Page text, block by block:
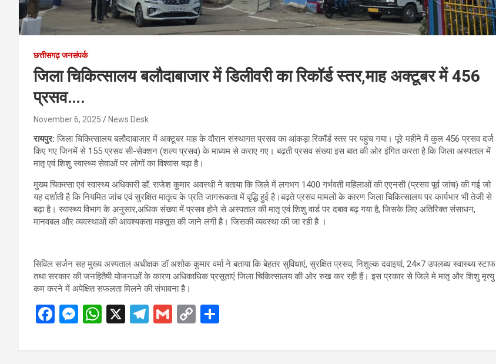
छत्तीसगढ़ जनसंपर्क
जिला चिकित्सालय बलौदाबाजार में डिलीवरी का रिकॉर्ड स्तर,माह अक्टूबर में 456
प्रसव….
November 6, 2025 News Desk
रायपुर:जिला चिकित्सालय बलौदाबाजार में अक्टूबर माह के दौरान संस्थागत प्रसव का आंकड़ा रिकॉर्ड स्तर पर पहुंच गया। पूरे महीने में कुल 456 प्रसव दर्ज
किए गए जिनमें से 155 प्रसव सी-सेक्शन (शल्य प्रसव) के माध्यम से कराए गए। बढ़ती प्रसव संख्या इस बात की ओर इंगित करता है कि जिला अस्पताल में
मातृ एवं शिशु स्वास्थ्य सेवाओं पर लोगों का विश्वास बढ़ा है।
मुख्य चिकत्सा एवं स्वास्थ्य अधिकारी डॉ. राजेश कुमार अवस्थी ने बताया कि जिले में लगभग 1400 गर्भवती महिलाओं की एएनसी (प्रसव पूर्व जांच) की गई जो
यह दर्शाती है कि नियमित जांच एवं सुरक्षित मातृत्व के प्रति जागरूकता में वृद्धि हुई है।बढ़ते प्रसव मामलों के कारण जिला चिकित्सालय पर कार्यभार भी तेजी से
बढ़ा है। स्वास्थ्य विभाग के अनुसार,अधिक संख्या में प्रसव होने से अस्पताल की मातृ एवं शिशु वार्ड पर दबाव बढ़ गया है, जिसके लिए अतिरिक्त संसाधन,
मानवबल और व्यवस्थाओं की आवश्यकता महसूस की जाने लगी है। जिसकी व्यवस्था की जा रही है ।
सिविल सर्जन सह मुख्य अस्पताल अधीक्षक डॉ अशोक कुमार वर्मा ने बताया कि बेहतर सुविधाएं, सुरक्षित प्रसव, निशुल्क दवाइयां, 24×7 उपलब्ध स्वास्थ्य स्टाफ
तथा सरकार की जनहितैषी योजनाओं के कारण अधिकाधिक प्रसूताएं जिला चिकित्सालय की ओर रुख कर रही हैं। इस प्रकार से जिले मे मातृ और शिशु मृत्यु
कम करने में अपेक्षित सफलता मिलने की संभावना है।
F
ce
M
se
W
at
X
T
e
G
ail
C
py ar